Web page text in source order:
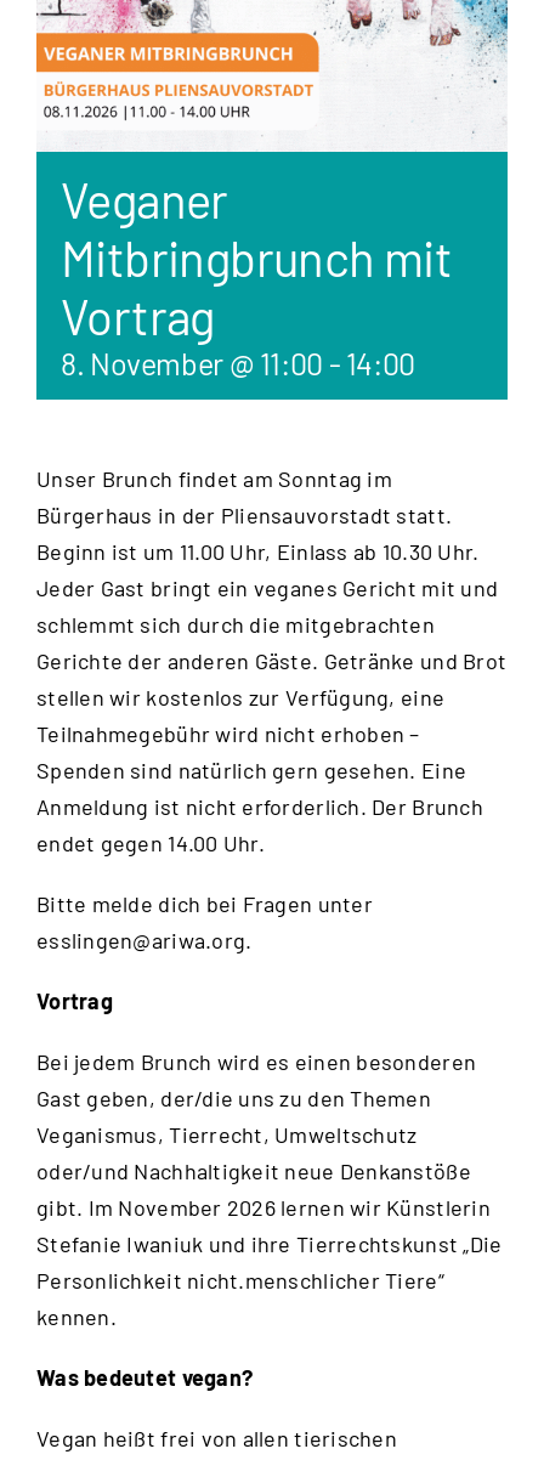
Veganer
Mitbringbrunch mit
Vortrag
8. November @ 11:00 - 14:00
Unser Brunch findet am Sonntag im
Bürgerhaus in der Pliensauvorstadt statt.
Beginn ist um 11.00 Uhr, Einlass ab 10.30 Uhr.
Jeder Gast bringt ein veganes Gericht mit und
schlemmt sich durch die mitgebrachten
Gerichte der anderen Gäste. Getränke und Brot
stellen wir kostenlos zur Verfügung, eine
Teilnahmegebühr wird nicht erhoben –
Spenden sind natürlich gern gesehen. Eine
Anmeldung ist nicht erforderlich. Der Brunch
endet gegen 14.00 Uhr.
Bitte melde dich bei Fragen unter
esslingen@ariwa.org.
Vortrag
Bei jedem Brunch wird es einen besonderen
Gast geben, der/die uns zu den Themen
Veganismus, Tierrecht, Umweltschutz
oder/und Nachhaltigkeit neue Denkanstöße
gibt. Im November 2026 lernen wir Künstlerin
Stefanie Iwaniuk und ihre Tierrechtskunst „Die
Personlichkeit nicht.menschlicher Tiere“
kennen.
Was bedeutet vegan?
Vegan heißt frei von allen tierischen